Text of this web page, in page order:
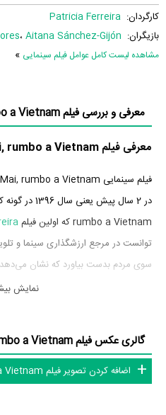
کارگردان: Patricia Ferreira
بازیگران:
، Aitana Sánchez-Gijón
مشاهده لیست کامل عوامل فیلم سینمایی »
معرفی و بررسی فیلم Thi Mai, rumbo a Vietnam:
معرفی فیلم Thi Mai, rumbo a Vietnam
فیلم سینمایی Thi Mai, rumbo a Vietnam به‌کارگردانی
rumbo a Vietnam که اولین فیلم
توانست در مرجع ارزشگذاری سینما و
Mai, rumbo a Vietnam بازیگرانی چون
نمایش
گالری عکس فیلم Thi Mai, rumbo a Vietnam
اضافه کردن تصویر فیلم Thi Mai, rumbo a Vietnam